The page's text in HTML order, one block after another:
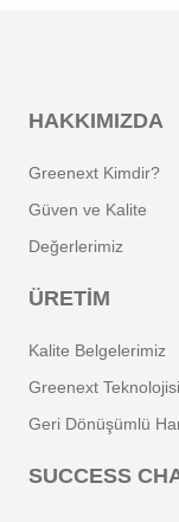
HAKKIMIZDA
Greenext Kimdir?
Güven ve Kalite
Değerlerimiz
ÜRETIM
Kalite Belgelerimiz
Greenext Teknolojisi
Geri Dönüşümlü
SUCCESS